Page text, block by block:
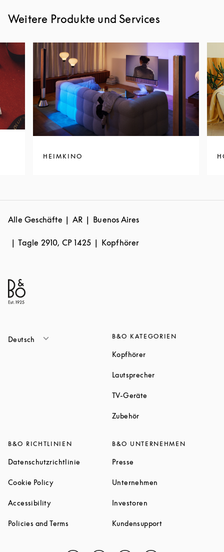
Weitere Produkte und Services
HEIMKINO
Alle Geschäfte AR Buenos Aires
Tagle 2910, CP 1425 Kopfhörer
Deutsch B&O KATEGORIEN
KopfhörerLink Opens in New Tab
LautsprecherLink Opens in New
TV-Geräte
ZubehörLink Opens in New Tab
B&O RICHTLINIEN
Datenschutzrichtlinie Link Opens in New Tab
Cookie PolicyLink Opens in New Tab
AccessibilityLink Opens in New Tab
Policies and Terms Link Opens in New Tab
B&O UNTERNEHMEN
Presse
Unternehmen
Investoren
KundensupportLink Opens in